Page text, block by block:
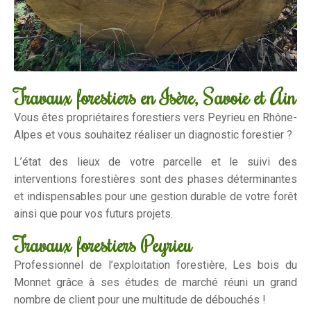
Travaux forestiers en Isère, Savoie et Ain
Vous êtes propriétaires forestiers vers Peyrieu en Rhône-
Alpes et vous souhaitez réaliser un diagnostic forestier ?
L’état des lieux de votre parcelle et le suivi des
interventions forestières sont des phases déterminantes
et indispensables pour une gestion durable de votre forêt
ainsi que pour vos futurs projets.
Travaux forestiers Peyrieu
Professionnel de l’exploitation forestière, Les bois du
Monnet grâce à ses études de marché réuni un grand
nombre de client pour une multitude de débouchés !